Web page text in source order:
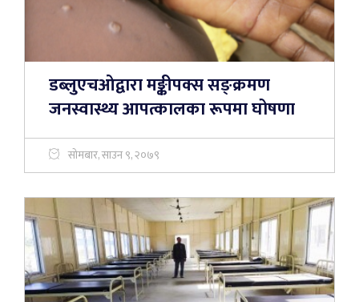
डब्लुएचओद्वारा मङ्कीपक्स सङ्क्रमण
जनस्वास्थ्य आपत्कालका रूपमा घोषणा
सोमबार, साउन ९, २०७९